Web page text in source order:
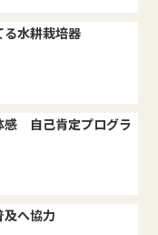
る水耕栽培器
感 自己肯定プログラ
及へ協力